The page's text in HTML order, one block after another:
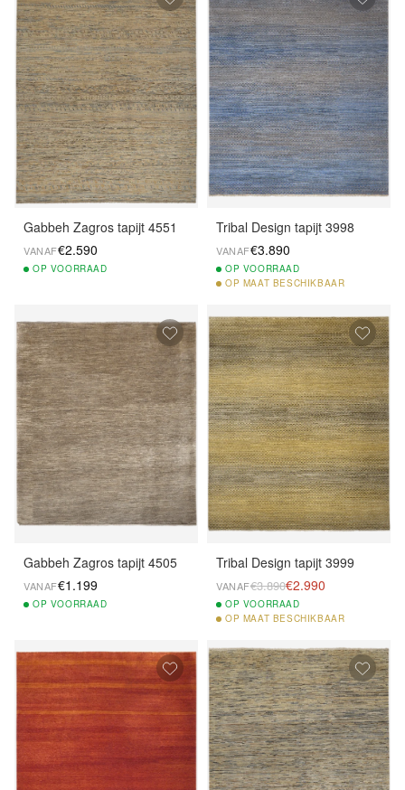
Gabbeh Zagros tapijt 4551
VANAF€2.590
OP VOORRAAD
Tribal Design tapijt 3998
VANAF€3.890
OP VOORRAAD
OP MAAT BESCHIKBAAR
Gabbeh Zagros tapijt 4505
VANAF€1.199
OP VOORRAAD
Tribal Design tapijt 3999
VANAF€3.890€2.990
OP VOORRAAD
OP MAAT BESCHIKBAAR